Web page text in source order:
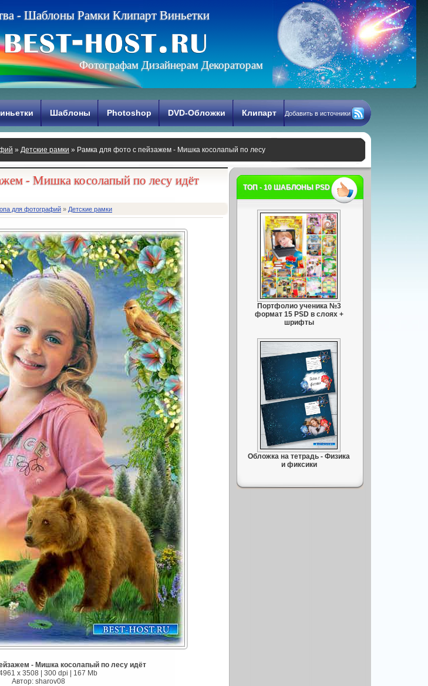
ва - Шаблоны Рамки Клипарт Виньетки
Фотографам Дизайнерам Декораторам
Шаблоны Photoshop DVD-Обложки Клипарт Добавить в источники
» Детские рамки » Рамка для фото с пейзажем - Мишка косолапый по лесу
- Мишка косолапый по лесу идёт
для фотографий » Детские рамки
- Мишка косолапый по лесу идёт
х 3508 | 300 dpi | 167 Mb
Автор: sharov08
ТОП - 10 ШАБЛОНЫ PSD
Портфолио ученика №3
формат 15 PSD в слоях +
шрифты
Обложка на тетрадь - Физика
и фиксики